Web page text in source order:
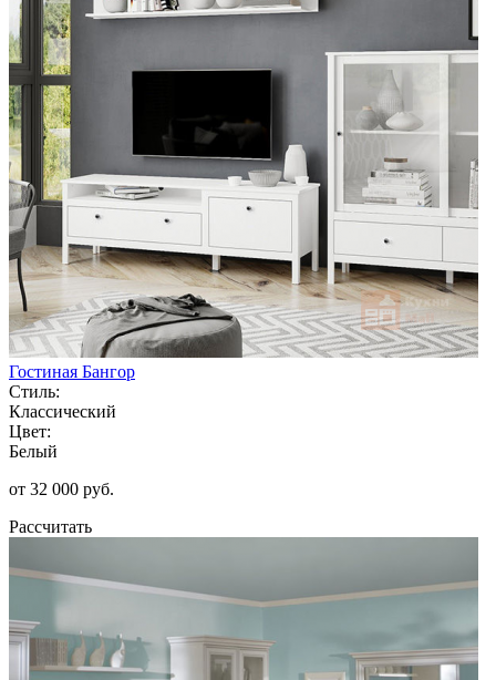
Гостиная Бангор
Стиль:
Классический
Цвет:
Белый
от 32 000 руб.
Рассчитать